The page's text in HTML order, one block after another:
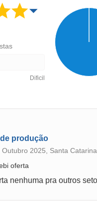
Dificil
produção
Outubro 2025, Santa Catarina
oferta